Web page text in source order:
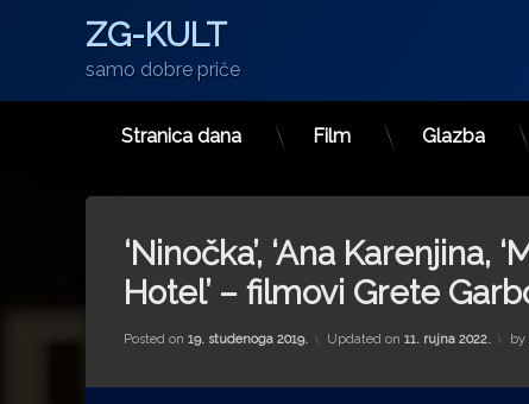
ZG-KULT
samo dobre priče
Stranica dana Film Glazba
‘Ninočka’, ‘Ana Karenjina,
Hotel’ – filmovi Grete
Posted on 19. studenoga 2019. Updated on 11. rujna 2022. by